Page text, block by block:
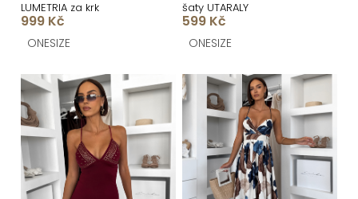
k
ů
LUMETRIA za krk
999 Kč
ONESIZE
šaty UTARALY
599 Kč
ONESIZE